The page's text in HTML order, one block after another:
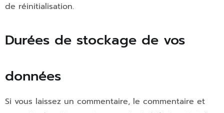
de réinitialisation.
Durées de stockage de vos
données
Si vous laissez un commentaire, le commentaire et